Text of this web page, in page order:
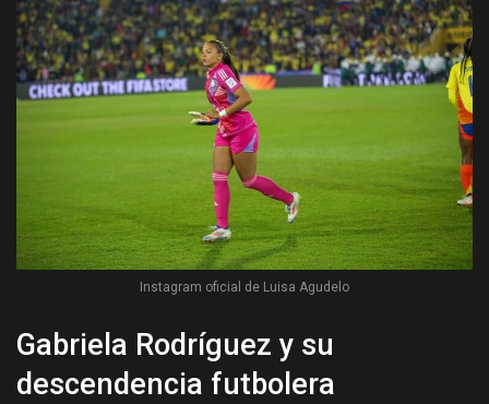
Instagram oficial de Luisa Agudelo
Gabriela Rodríguez y su
descendencia futbolera